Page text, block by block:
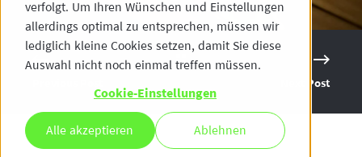
verfolgt. Um Ihren Wünschen und Einstellungen
allerdings optimal zu entsprechen, müssen wir
lediglich kleine Cookies setzen, damit Sie diese
Auswahl nicht noch einmal treffen müssen.
Cookie-Einstellungen
Alle akzeptieren Ablehnen
Next Post